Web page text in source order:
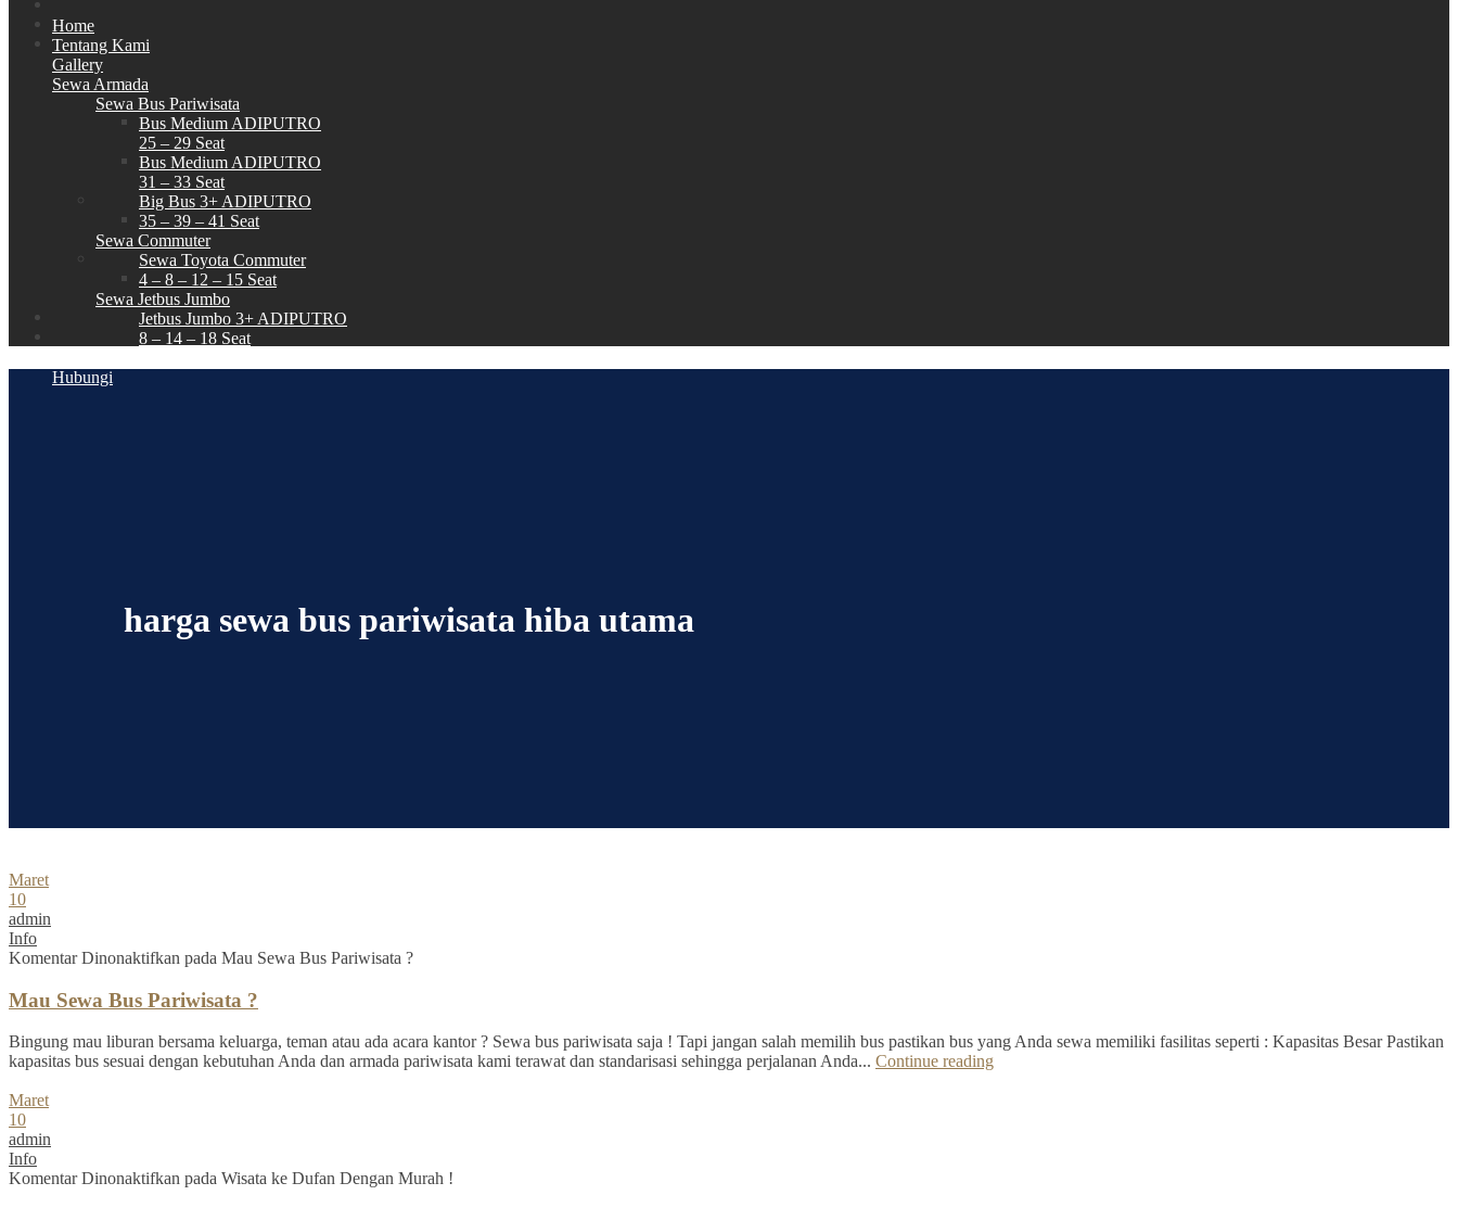
Home
Tentang Kami
Gallery
Sewa Armada
Sewa Bus Pariwisata
Bus Medium ADIPUTRO
25 – 29 Seat
Bus Medium ADIPUTRO
31 – 33 Seat
Big Bus 3+ ADIPUTRO
35 – 39 – 41 Seat
Sewa Commuter
Sewa Toyota Commuter
4 – 8 – 12 – 15 Seat
Sewa Jetbus Jumbo
Jetbus Jumbo 3+ ADIPUTRO
8 – 14 – 18 Seat
Hubungi
harga sewa bus pariwisata hiba utama
Maret
10
admin
Info
Komentar Dinonaktifkan pada Mau Sewa Bus Pariwisata ?
Mau Sewa Bus Pariwisata ?
Bingung mau liburan bersama keluarga, teman atau ada acara kantor ? Sewa bus pariwisata saja ! Tapi jangan salah memilih bus pastikan bus yang Anda sewa memiliki fasilitas seperti : Kapasitas Besar Pastikan
kapasitas bus sesuai dengan kebutuhan Anda dan armada pariwisata kami terawat dan standarisasi sehingga perjalanan Anda... Continue reading
Maret
10
admin
Info
Komentar Dinonaktifkan pada Wisata ke Dufan Dengan Murah !